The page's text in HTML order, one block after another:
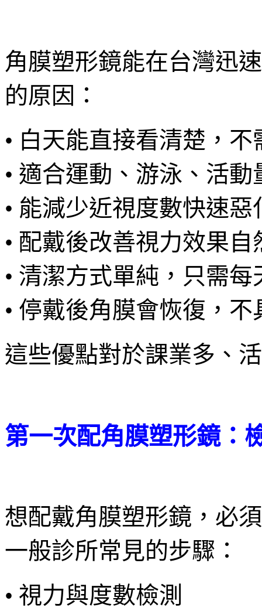
角膜塑形鏡能在台灣迅
的原因：
• 白天能直接看清楚，
• 適合運動、游泳、活
• 能減少近視度數快速惡
• 配戴後改善視力效果自
• 清潔方式單純，只需每
• 停戴後角膜會恢復，
這些優點對於課業多、
第一次配角膜塑形鏡：
想配戴角膜塑形鏡，必
一般診所常見的步驟：
• 視力與度數檢測